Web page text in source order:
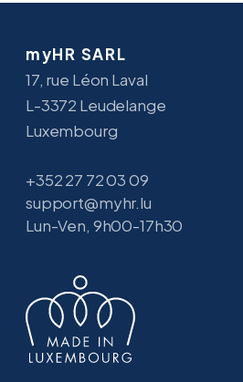
myHR SARL
17, rue Léon Laval
L-3372 Leudelange
Luxembourg
+352 27 72 03 09
support@myhr.lu
Lun-Ven, 9h00-17h30